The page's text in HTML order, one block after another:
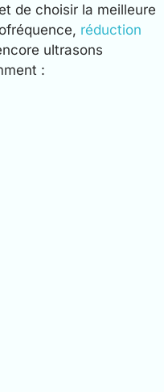
de choisir la meilleure
réduction
ultrasons
: